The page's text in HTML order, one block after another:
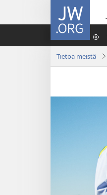
JW.ORG
Tietoa meistä